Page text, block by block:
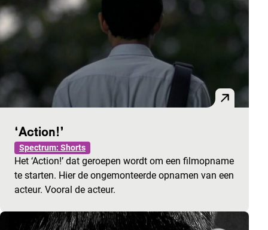
‘Action!’
Spectrum: Shorts
Het ‘Action!’ dat geroepen wordt om een filmopname
te starten. Hier de ongemonteerde opnamen van een
acteur. Vooral de acteur.